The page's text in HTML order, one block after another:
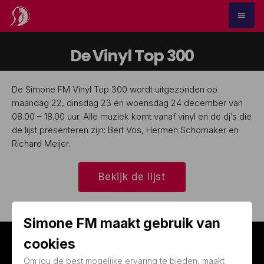
menu
De Vinyl Top 300
De Simone FM Vinyl Top 300 wordt uitgezonden op
maandag 22, dinsdag 23 en woensdag 24 december van
08.00 – 18.00 uur. Alle muziek komt vanaf vinyl en de dj’s die
de lijst presenteren zijn: Bert Vos, Hermen Schomaker en
Richard Meijer.
Bekijk de lijst
Simone FM maakt gebruik van
cookies
Om jou de best mogelijke ervaring te bieden, maakt